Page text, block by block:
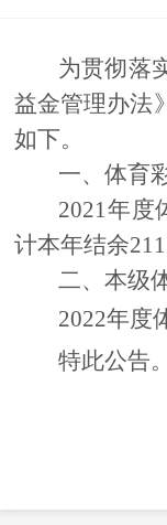
为贯彻落
益金管理办法
如下。
一、体育
2021年度
计本年结余
二、本级
2022年度
特此公告